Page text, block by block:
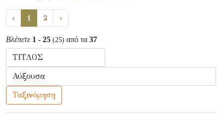
‹ 1 2 ›
Βλέπετε 1 - 25 (25) από τα 37
Ταξινόμηση